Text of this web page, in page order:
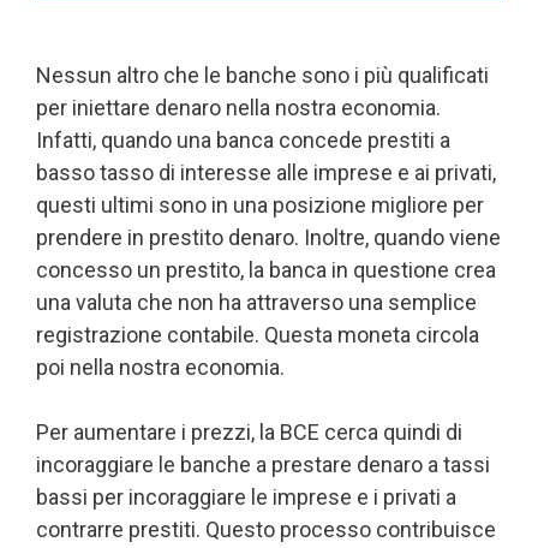
Nessun altro che le banche sono i più qualificati
per iniettare denaro nella nostra economia.
Infatti, quando una banca concede prestiti a
basso tasso di interesse alle imprese e ai privati,
questi ultimi sono in una posizione migliore per
prendere in prestito denaro. Inoltre, quando viene
concesso un prestito, la banca in questione crea
una valuta che non ha attraverso una semplice
registrazione contabile. Questa moneta circola
poi nella nostra economia.
Per aumentare i prezzi, la BCE cerca quindi di
incoraggiare le banche a prestare denaro a tassi
bassi per incoraggiare le imprese e i privati a
contrarre prestiti. Questo processo contribuisce